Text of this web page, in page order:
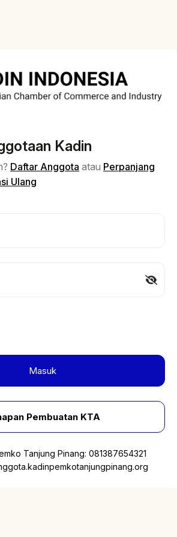
Kadin
Daftar Anggota atau Perpanjang
Ulang
Masuk
Pembuatan KTA
Tanjung Pinang: 081387654321